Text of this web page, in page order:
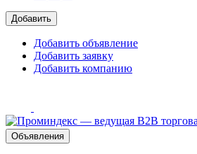
Добавить
Добавить объявление
Добавить заявку
Добавить компанию
Объявления